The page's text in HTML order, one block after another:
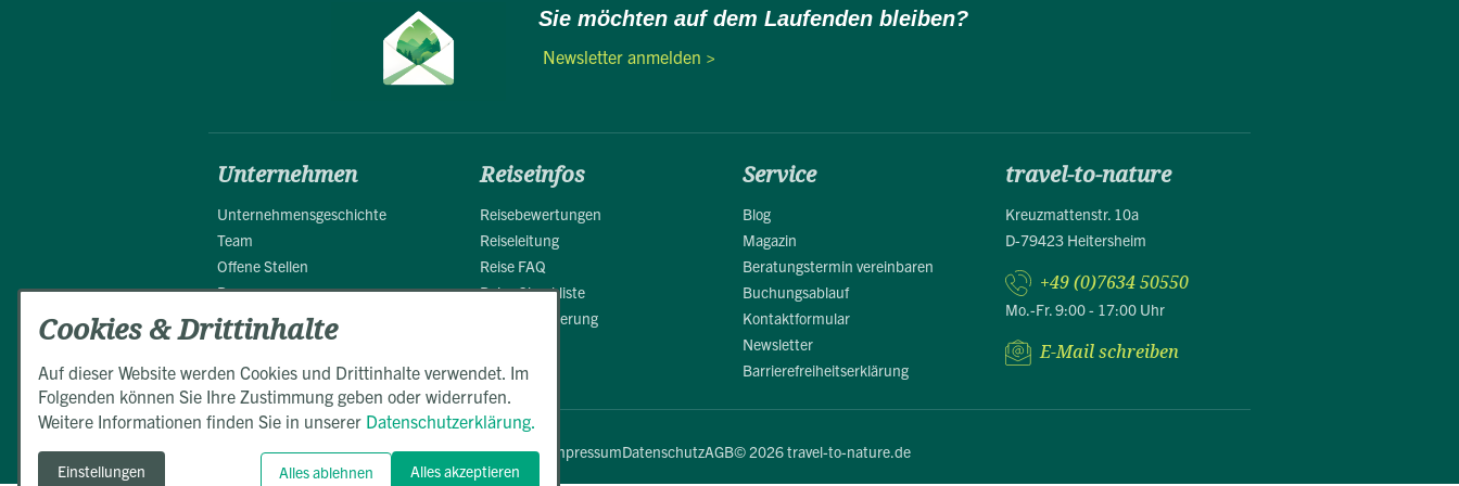
Sie möchten auf dem Laufenden bleiben?
Newsletter anmelden >
Unternehmen
Unternehmensgeschichte
Team
Offene Stellen
Presse
Partner
Reiseinfos
Reisebewertungen
Reiseleitung
Reise FAQ
Reise Checkliste
Reiseversicherung
Service
Blog
Magazin
Beratungstermin vereinbaren
Buchungsablauf
Kontaktformular
Newsletter
Barrierefreiheitserklärung
travel-to-nature
Kreuzmattenstr. 10a
D-79423 Heitersheim
+49 (0)7634 50550
Mo.-Fr. 9:00 - 17:00 Uhr
E-Mail schreiben
ImpressumDatenschutzAGB© 2026 travel-to-nature.de
Cookies & Drittinhalte
Auf dieser Website werden Cookies und Drittinhalte verwendet. Im
Folgenden können Sie Ihre Zustimmung geben oder widerrufen.
Weitere Informationen finden Sie in unserer Datenschutzerklärung.
Einstellungen Alles ablehnen Alles akzeptieren